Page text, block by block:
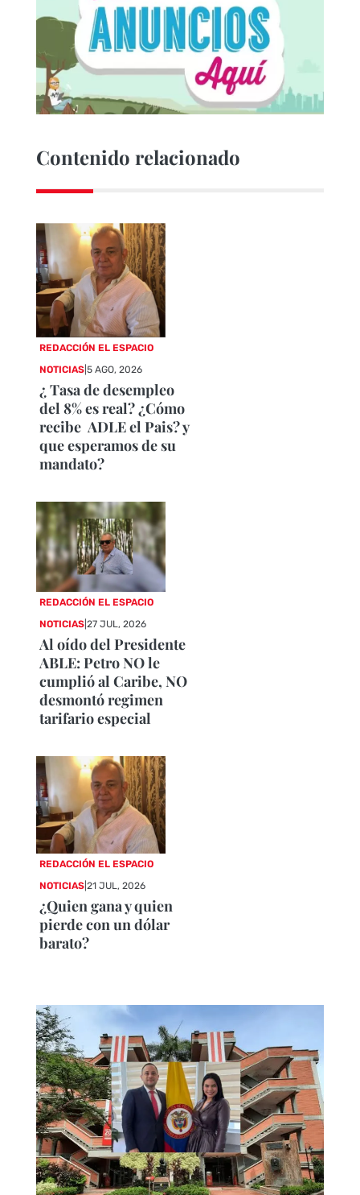
Contenido relacionado
REDACCIÓN EL ESPACIO
NOTICIAS |5 AGO, 2026
¿ Tasa de desempleo
del 8% es real? ¿Cómo
recibe ADLE el Pais? y
que esperamos de su
mandato?
REDACCIÓN EL ESPACIO
NOTICIAS |27 JUL, 2026
Al oído del Presidente
ABLE: Petro NO le
cumplió al Caribe, NO
desmontó regimen
tarifario especial
REDACCIÓN EL ESPACIO
NOTICIAS |21 JUL, 2026
¿Quien gana y quien
pierde con un dólar
barato?